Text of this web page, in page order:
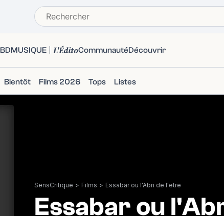
BDMUSIQUE L'ÉditoCommunautéDécouvrir
Bientôt Films 2026 Tops Listes
SensCritique > Films > Essabar ou l'Abri de l'etre
Essabar ou